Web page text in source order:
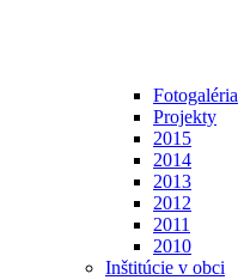
Fotogaléria
Projekty
2015
2014
2013
2012
2011
2010
Inštitúcie v obci